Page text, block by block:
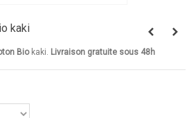
kaki
Biokaki. Livraison gratuite sous 48h